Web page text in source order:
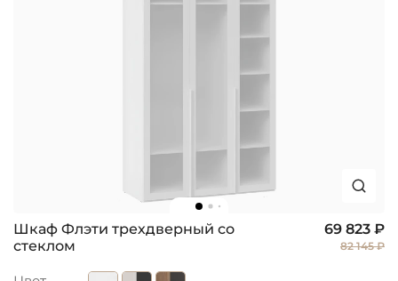
Шкаф Флэти трехдверный со
стеклом
69 823 ₽
82 145 ₽